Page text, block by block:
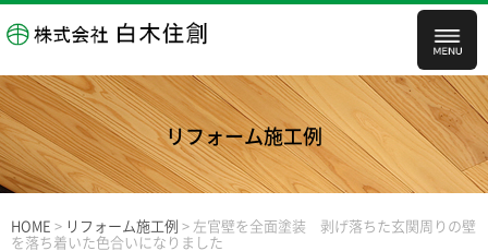
リフォーム施工例
HOME > リフォーム施工例 > 左官壁を全面塗装 剥げ落ちた玄関周りの壁
を落ち着いた色合いになりました